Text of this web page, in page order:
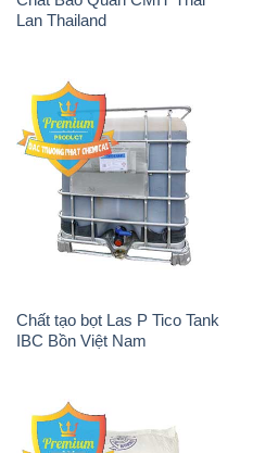
Lan Thailand
Chất tạo bọt Las P Tico Tank
IBC Bồn Việt Nam